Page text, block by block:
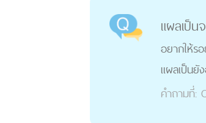
แผลเป็น
อยากให้ร
แผลเป็นยั
คำถามที่: